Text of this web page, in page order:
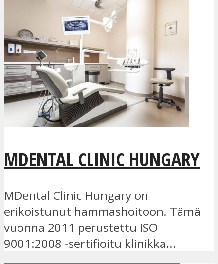
MDENTAL CLINIC HUNGARY
MDental Clinic Hungary on
erikoistunut hammashoitoon. Tämä
vuonna 2011 perustettu ISO
9001:2008 -sertifioitu klinikka...